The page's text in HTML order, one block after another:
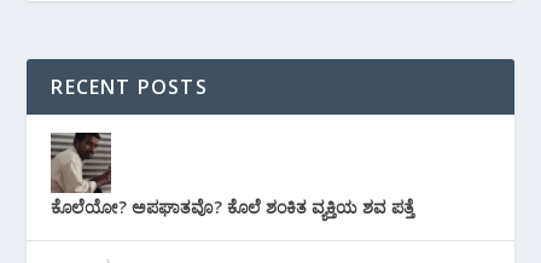
RECENT POSTS
ಕೊಲೆಯೋ? ಅಪಘಾತವೊ? ಕೊಲೆ ಶಂಕಿತ ವ್ಯಕ್ತಿಯ ಶವ ಪತ್ತೆ